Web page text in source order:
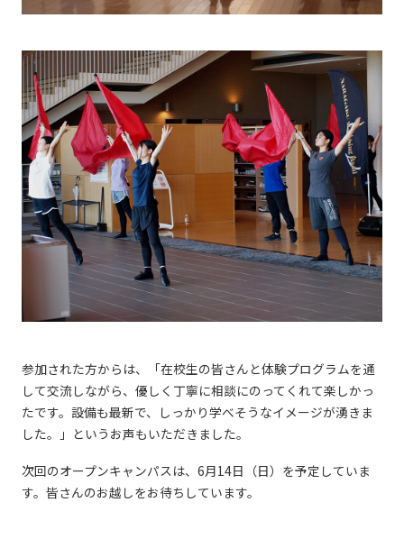
参加された方からは、「在校生の皆さんと体験プログラムを通
して交流しながら、優しく丁寧に相談にのってくれて楽しかっ
たです。設備も最新で、しっかり学べそうなイメージが湧きま
した。」というお声もいただきました。
次回のオープンキャンパスは、6月14日（日）を予定していま
す。皆さんのお越しをお待ちしています。